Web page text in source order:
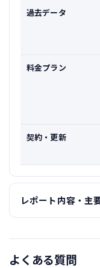
過去データ
料金プラン
契約・更新
レポート内容・主
よくある質問